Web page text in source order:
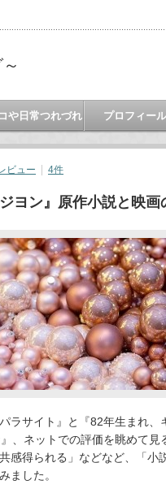
や日常つれづれ プロフィール
ビュー 4件
ヨン』原作小説と映画
ラサイト』と『82年生まれ
、ネットでの評価を眺めて
感得られる」などなど、「
ました。